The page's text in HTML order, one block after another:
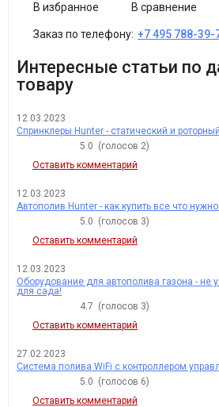
В избранное В сравнение
Заказ по телефону: +7 495 788-39-
Интересные статьи по
товару
12.03.2023
Спринклеры Hunter - статический и
5.0 (голосов 2)
Оставить комментарий
12.03.2023
Автополив Hunter - как купить все что
5.0 (голосов 3)
Оставить комментарий
12.03.2023
Оборудование для автополива газона - не
для сада!
4.7 (голосов 3)
Оставить комментарий
27.02.2023
Система полива WiFi с контроллером
5.0 (голосов 6)
Оставить комментарий